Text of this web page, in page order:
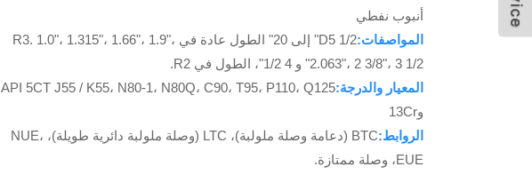
أنبوب نفطي
المواصفات:
D5 1/2" إلى 20" الطول عادة في R3. 1.0"، 1.315"، 1.66"، 1.9"،
2.063"، 2 3/8"، 3 1/2" و 4 1/2"، الطول في R2.
المعيار والدرجة:API 5CT J55 / K55، N80-1، N80Q، C90، T95، P110، Q125
و13Cr
الروابط:
BTC (دعامة وصلة ملولبة)، LTC (وصلة ملولبة دائرية طويلة)، NUE،
EUE، وصلة ممتازة.